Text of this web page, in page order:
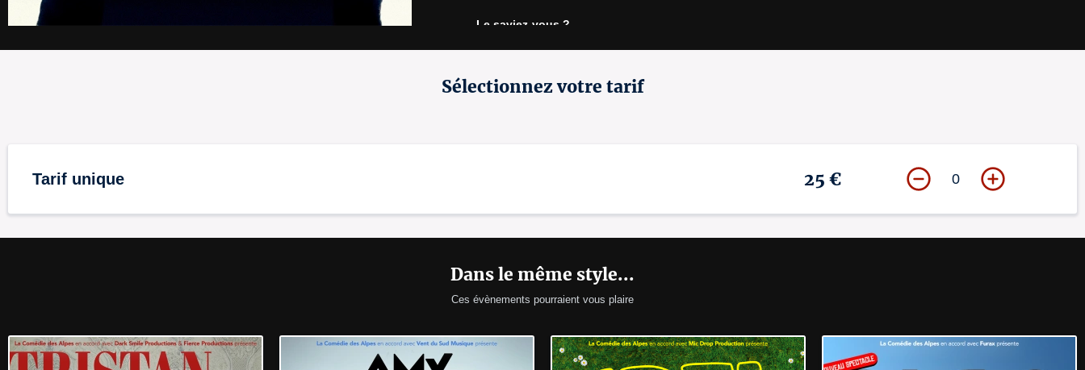
Le saviez-vous ?
* Des places numérotées vous seront attribuées à votre arrivée. Pensez à venir en avance !
Sélectionnez votre tarif
Tarif unique 25 € 0
Dans le même style...
Ces évènements pourraient vous plaire